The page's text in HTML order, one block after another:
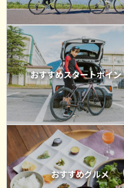
おすすめスタートポイン
おすすめグルメ